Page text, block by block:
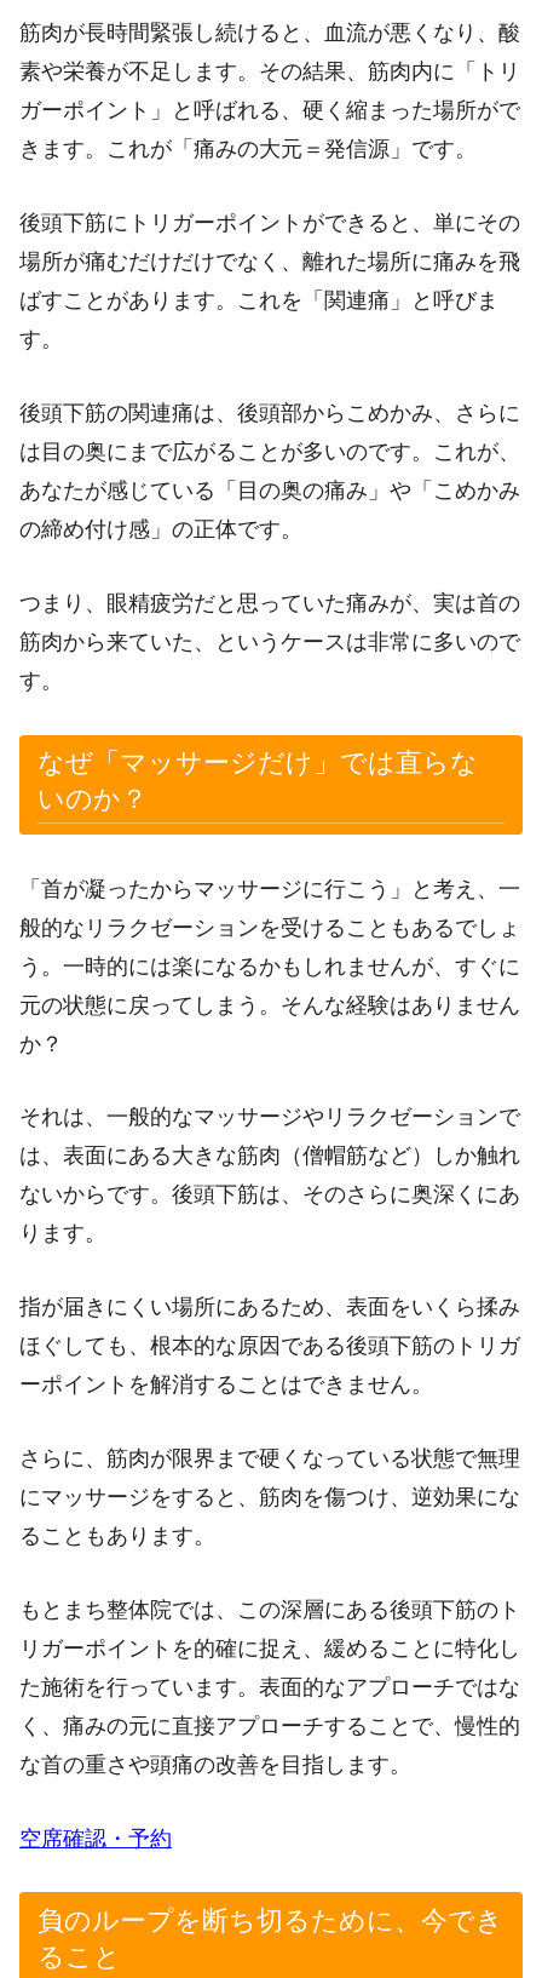
筋肉が長時間緊張し続けると、血流が悪くなり、酸
素や栄養が不足します。その結果、筋肉内に「トリ
ガーポイント」と呼ばれる、硬く縮まった場所がで
きます。これが「痛みの大元＝発信源」です。
後頭下筋にトリガーポイントができると、単にその
場所が痛むだけだけでなく、離れた場所に痛みを飛
ばすことがあります。これを「関連痛」と呼びま
す。
後頭下筋の関連痛は、後頭部からこめかみ、さらに
は目の奥にまで広がることが多いのです。これが、
あなたが感じている「目の奥の痛み」や「こめかみ
の締め付け感」の正体です。
つまり、眼精疲労だと思っていた痛みが、実は首の
筋肉から来ていた、というケースは非常に多いので
す。
なぜ「マッサージだけ」では直らな
いのか？
「首が凝ったからマッサージに行こう」と考え、一
般的なリラクゼーションを受けることもあるでしょ
う。一時的には楽になるかもしれませんが、すぐに
元の状態に戻ってしまう。そんな経験はありません
か？
それは、一般的なマッサージやリラクゼーションで
は、表面にある大きな筋肉（僧帽筋など）しか触れ
ないからです。後頭下筋は、そのさらに奥深くにあ
ります。
指が届きにくい場所にあるため、表面をいくら揉み
ほぐしても、根本的な原因である後頭下筋のトリガ
ーポイントを解消することはできません。
さらに、筋肉が限界まで硬くなっている状態で無理
にマッサージをすると、筋肉を傷つけ、逆効果にな
ることもあります。
もとまち整体院では、この深層にある後頭下筋のト
リガーポイントを的確に捉え、緩めることに特化し
た施術を行っています。表面的なアプローチではな
く、痛みの元に直接アプローチすることで、慢性的
な首の重さや頭痛の改善を目指します。
空席確認・予約
負のループを断ち切るために、今でき
ること